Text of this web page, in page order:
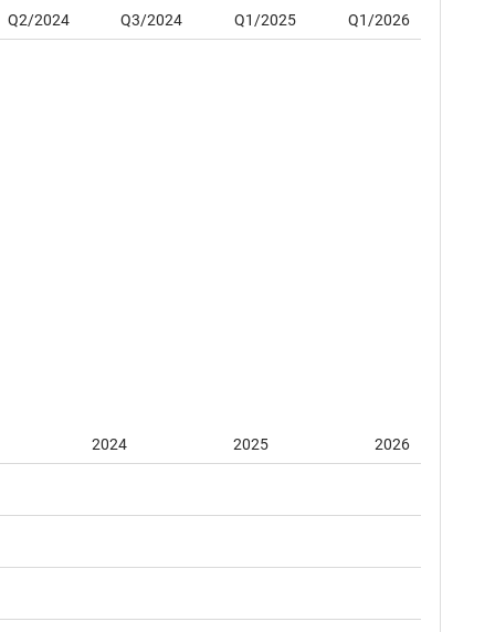
Q2/2024 Q3/2024 Q1/2025 Q1/2026
2024 2025 2026